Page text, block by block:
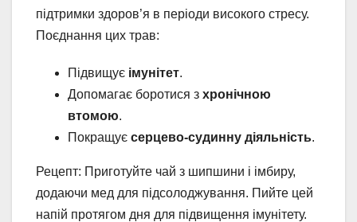
підтримки здоров’я в періоди високого стресу.
Поєднання цих трав:
Підвищує імунітет.
Допомагає боротися з хронічною
втомою.
Покращує серцево-судинну діяльність.
Рецепт: Приготуйте чай з шипшини і імбиру,
додаючи мед для підсолоджування. Пийте цей
напій протягом дня для підвищення імунітету.